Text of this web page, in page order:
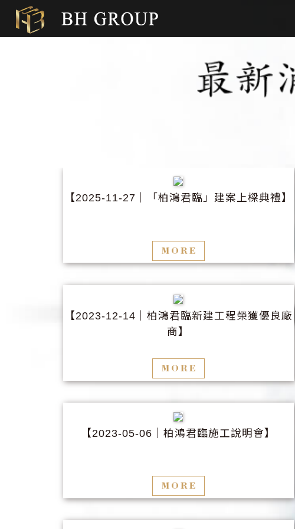
【2025-11-27 │「柏鴻君臨」建案上樑典禮】
【2023-12-14 │柏鴻君臨新建工程榮獲優良廠
商】
【2023-05-06 │柏鴻君臨施工說明會】